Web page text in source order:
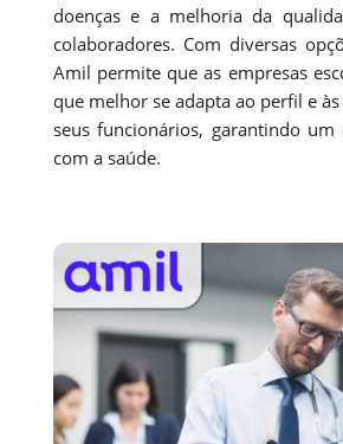
doenças e a melhoria da
colaboradores. Com diversas
Amil permite que as empresas
que melhor se adapta ao perfil e
seus funcionários, garantindo um
com a saúde.